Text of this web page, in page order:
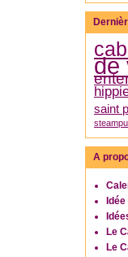
de
saint
A
Le
Le